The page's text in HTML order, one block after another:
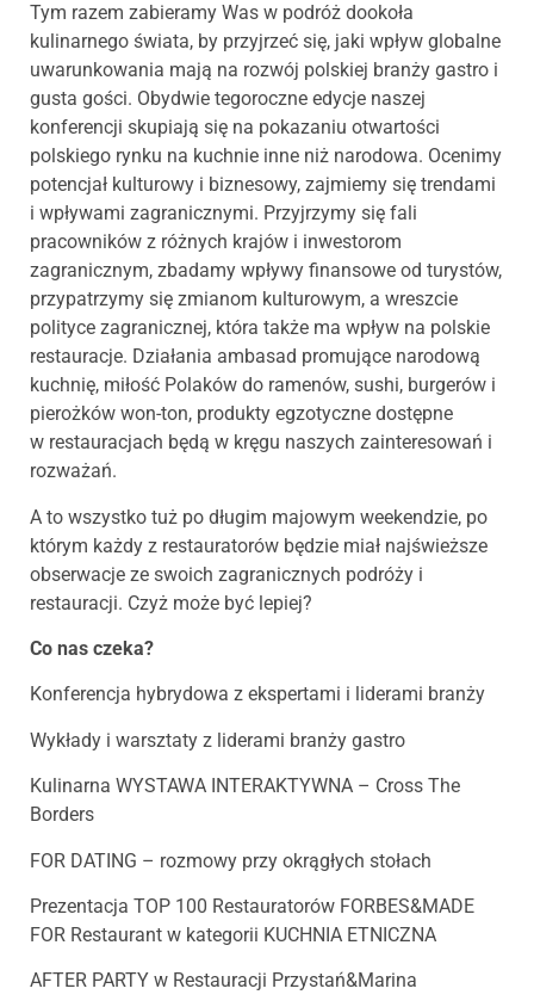
Tym razem zabieramy Was w podróż dookoła
kulinarnego świata, by przyjrzeć się, jaki wpływ globalne
uwarunkowania mają na rozwój polskiej branży gastro i
gusta gości. Obydwie tegoroczne edycje naszej
konferencji skupiają się na pokazaniu otwartości
polskiego rynku na kuchnie inne niż narodowa. Ocenimy
potencjał kulturowy i biznesowy, zajmiemy się trendami
i wpływami zagranicznymi. Przyjrzymy się fali
pracowników z różnych krajów i inwestorom
zagranicznym, zbadamy wpływy finansowe od turystów,
przypatrzymy się zmianom kulturowym, a wreszcie
polityce zagranicznej, która także ma wpływ na polskie
restauracje. Działania ambasad promujące narodową
kuchnię, miłość Polaków do ramenów, sushi, burgerów i
pierożków won-ton, produkty egzotyczne dostępne
w restauracjach będą w kręgu naszych zainteresowań i
rozważań.
A to wszystko tuż po długim majowym weekendzie, po
którym każdy z restauratorów będzie miał najświeższe
obserwacje ze swoich zagranicznych podróży i
restauracji. Czyż może być lepiej?
Co nas czeka?
Konferencja hybrydowa z ekspertami i liderami branży
Wykłady i warsztaty z liderami branży gastro
Kulinarna WYSTAWA INTERAKTYWNA – Cross The
Borders
FOR DATING – rozmowy przy okrągłych stołach
Prezentacja TOP 100 Restauratorów FORBES&MADE
FOR Restaurant w kategorii KUCHNIA ETNICZNA
AFTER PARTY w Restauracji Przystań&Marina